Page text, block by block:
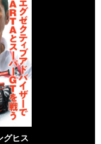
グヒス